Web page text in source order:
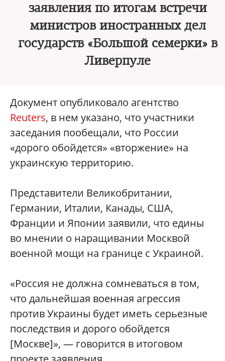
заявления по итогам встречи
министров иностранных дел
государств «Большой семерки» в
Ливерпуле
Документ опубликовало агентство
Reuters, в нем указано, что участники
заседания пообещали, что России
«дорого обойдется» «вторжение» на
украинскую территорию.
Представители Великобритании,
Германии, Италии, Канады, США,
Франции и Японии заявили, что едины
во мнении о наращивании Москвой
военной мощи на границе с Украиной.
«Россия не должна сомневаться в том,
что дальнейшая военная агрессия
против Украины будет иметь серьезные
последствия и дорого обойдется
[Москве]», — говорится в итоговом